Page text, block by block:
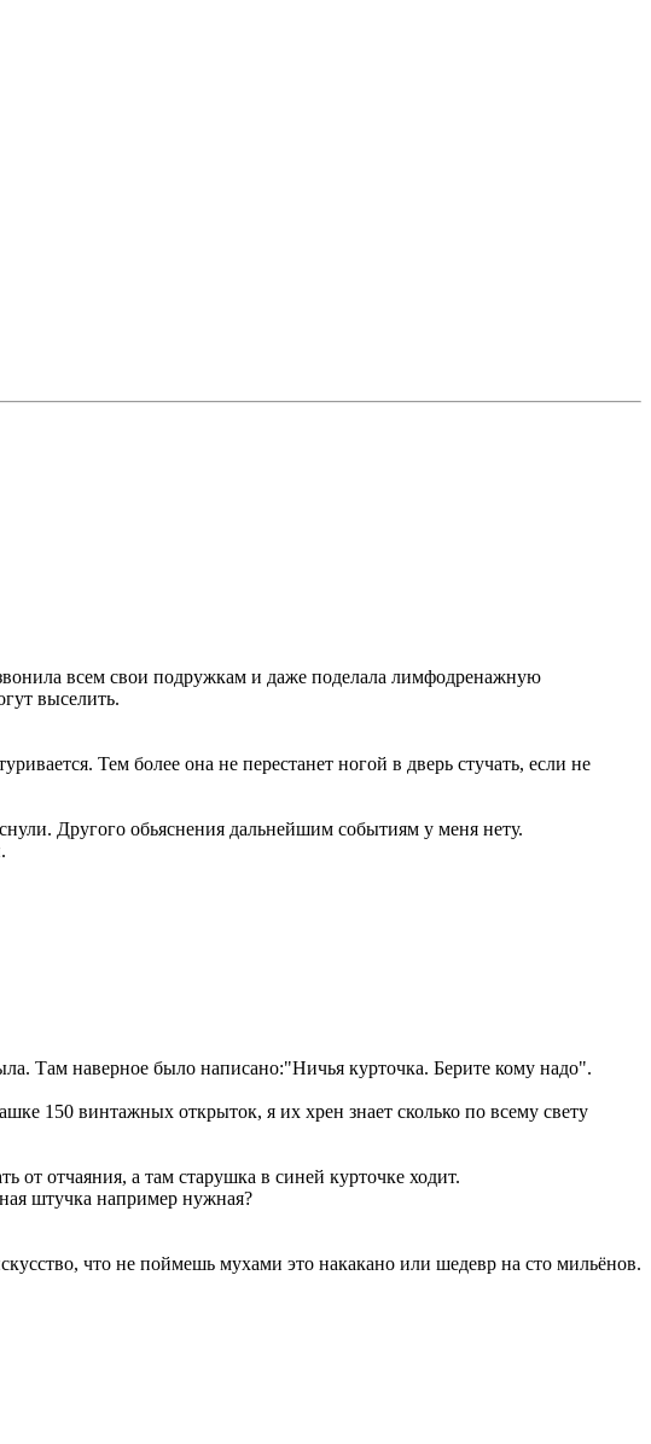
всем свои подружкам и даже поделала лимфодренажную
выселить.
Тем более она не перестанет ногой в дверь стучать, если не
Другого обьяснения дальнейшим событиям у меня нету.
Там наверное было написано:"Ничья курточка. Берите кому надо".
150 винтажных открыток, я их хрен знает сколько по всему свету
отчаяния, а там старушка в синей курточке ходит.
штучка например нужная?
что не поймешь мухами это накакано или шедевр на сто мильёнов.